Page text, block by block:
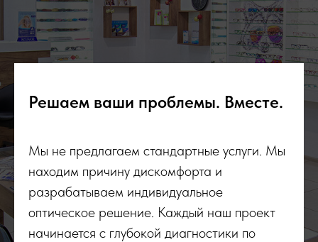
Решаем ваши проблемы. Вместе.
Мы не предлагаем стандартные услуги. Мы
находим причину дискомфорта и
разрабатываем индивидуальное
оптическое решение. Каждый наш проект
начинается с глубокой диагностики по